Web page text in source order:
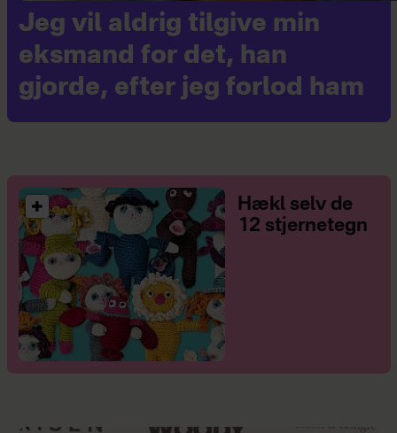
Jeg vil aldrig tilgive min
eksmand for det, han
gjorde, efter jeg forlod ham
Hækl selv de
12 stjernetegn